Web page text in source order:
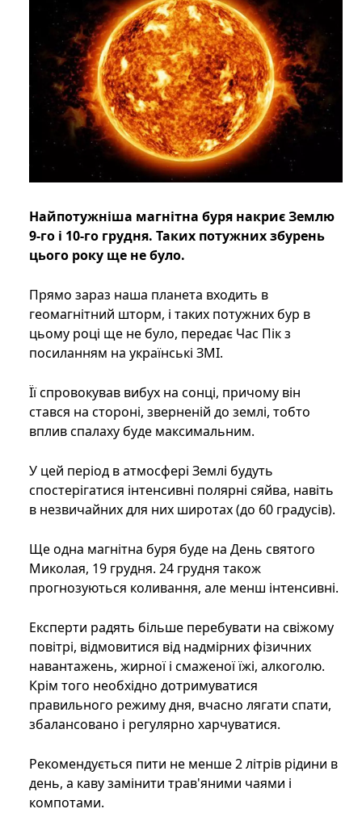
Найпотужніша магнітна буря накриє Землю
9-го і 10-го грудня. Таких потужних збурень
цього року ще не було.
Прямо зараз наша планета входить в
геомагнітний шторм, і таких потужних бур в
цьому році ще не було, передає Час Пік з
посиланням на українські ЗМІ.
Її спровокував вибух на сонці, причому він
стався на стороні, зверненій до землі, тобто
вплив спалаху буде максимальним.
У цей період в атмосфері Землі будуть
спостерігатися інтенсивні полярні сяйва, навіть
в незвичайних для них широтах (до 60 градусів).
Ще одна магнітна буря буде на День святого
Миколая, 19 грудня. 24 грудня також
прогнозуються коливання, але менш інтенсивні.
Експерти радять більше перебувати на свіжому
повітрі, відмовитися від надмірних фізичних
навантажень, жирної і смаженої їжі, алкоголю.
Крім того необхідно дотримуватися
правильного режиму дня, вчасно лягати спати,
збалансовано і регулярно харчуватися.
Рекомендується пити не менше 2 літрів рідини в
день, а каву замінити трав'яними чаями і
компотами.